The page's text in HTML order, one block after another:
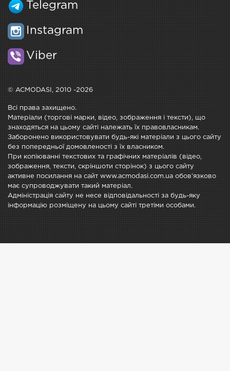
Telegram
Instagram
Viber
© ACMODASI, 2010 -2026
Всі права захищено.
Матеріали (торгові марки, відео, зображення і тексти), що
знаходяться на цьому сайті належать їх правовласникам.
Заборонено використовувати будь-які матеріали з цього сайту
без попередньої домовленості з їх власником.
При копіюванні текстових та графічних матеріалів (відео,
зображення, тексти, скріншоти сторінок) з цього сайту
активне посилання на сайт www.acmodasi.com.ua обов'язково
має супроводжувати такий матеріал.
Адміністрація сайту не несе відповідальності за будь-яку
інформацію розміщену на цьому сайті третіми особами.